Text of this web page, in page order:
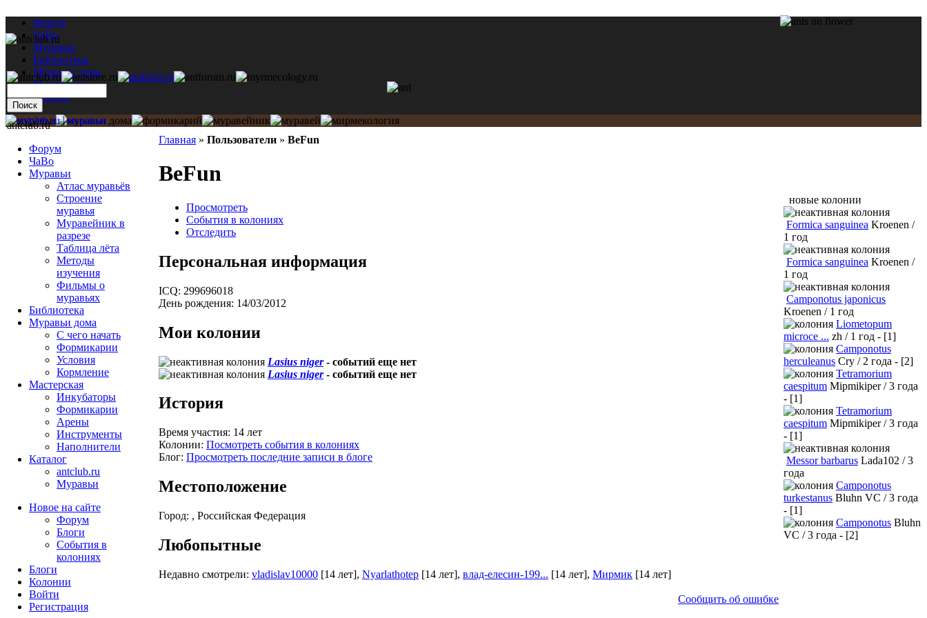
Форум
ЧаВо
Муравьи
Библиотека
Муравьи дома
Мастерская
Каталог
Главная » Пользователи » BeFun
BeFun
Просмотреть
События в колониях
Отследить
Персональная информация
ICQ: 299696018
День рождения: 14/03/2012
Мои колонии
Lasius niger- событий еще нет
Lasius niger- событий еще нет
История
Время участия: 14 лет
Колонии: Посмотреть события в колониях
Блог: Просмотреть последние записи в блоге
Местоположение
Город: , Российская Федерация
Любопытные
Недавно смотрели: vladislav10000 [14 лет], Nyarlathotep [14 лет], влад-елесин-199... [14 лет], Мирмик [14 лет]
Сообщить об ошибке
antclub.ru
Форум
ЧаВо
Муравьи
Атлас муравьёв
Строение
муравья
Муравейник в
разрезе
Таблица лёта
Методы
изучения
Фильмы о
муравьях
Библиотека
Муравьи дома
С чего начать
Формикарии
Условия
Кормление
Мастерская
Инкубаторы
Формикарии
Арены
Инструменты
Наполнители
Каталог
antclub.ru
Муравьи
Новое на сайте
Форум
Блоги
События в
колониях
Блоги
Колонии
Войти
Peгиcтpaция
новые колонии
Formica sanguinea Kroenen /
1 год
Formica sanguinea Kroenen /
1 год
Camponotus japonicus
Kroenen / 1 год
Liometopum
microce ... zh / 1 год - [1]
Camponotus
herculeanus Cry / 2 года - [2]
Tetramorium
caespitum Mipmikiper / 3 года
- [1]
Tetramorium
caespitum Mipmikiper / 3 года
- [1]
Messor barbarus Lada102 / 3
года
Camponotus
turkestanus Bluhn VC / 3 года
- [1]
Camponotus Bluhn
VC / 3 года - [2]